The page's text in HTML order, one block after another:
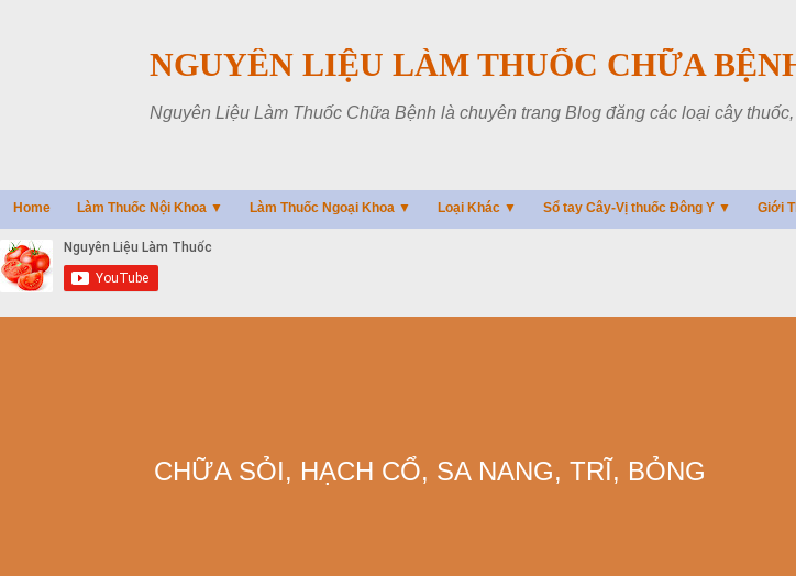
NGUYÊN LIỆU LÀM THUỐC CHỮA
Nguyên Liệu Làm Thuốc Chữa Bệnh là chuyên trang Blog đăng các loại cây
Home Làm Thuốc Nội Khoa ▼ Làm Thuốc Ngoại Khoa ▼ Loại Khác ▼ Sổ tay Cây-Vị thuốc Đông Y ▼ Giới
CHỮA SỎI, HẠCH CỔ, SA NANG, TRĨ, BỎNG